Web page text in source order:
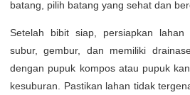
batang, pilih batang yang sehat dan
Setelah bibit siap, persiapkan
subur, gembur, dan memiliki
dengan pupuk kompos atau pupuk
kesuburan. Pastikan lahan tidak